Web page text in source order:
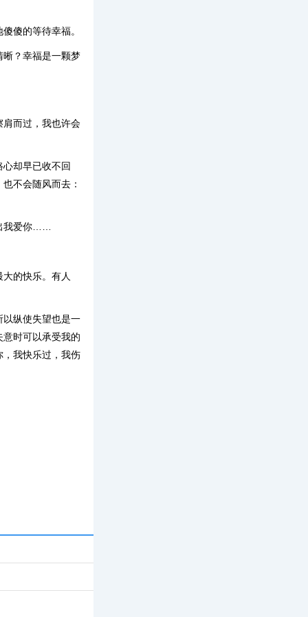
傻的等待幸福。
晰？幸福是一颗梦
肩而过，我也许会
却早已收不回
不会随风而去：
我爱你……
的快乐。有人
以纵使失望也是一
时可以承受我的
，我快乐过，我伤